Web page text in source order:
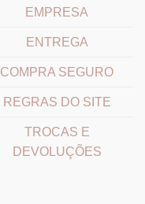
EMPRESA
ENTREGA
COMPRA SEGURO
REGRAS DO SITE
TROCAS E
DEVOLUÇÕES